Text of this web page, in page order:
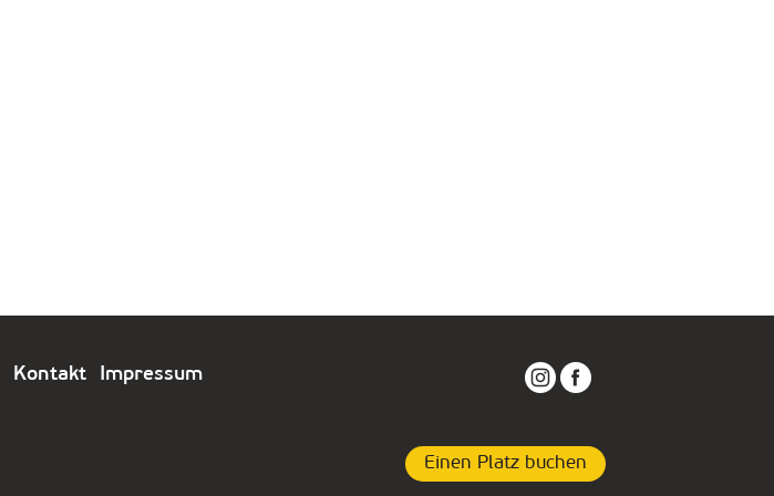
Kontakt Impressum
Einen Platz buchen